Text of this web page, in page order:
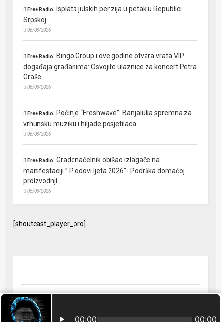
Free Radio: Isplata julskih penzija u petak u Republici
Srpskoj
06/08/2026
Free Radio: Bingo Group i ove godine otvara vrata VIP
događaja građanima: Osvojite ulaznice za koncert Petra
Graše
06/08/2026
Free Radio: Počinje “Freshwave”: Banjaluka spremna za
vrhunsku muziku i hiljade posjetilaca
06/08/2026
Free Radio:Gradonačelnik obišao izlagače na
manifestaciji ” Plodovi ljeta 2026”- Podrška domaćoj
proizvodnji
05/08/2026
[shoutcast_player_pro]